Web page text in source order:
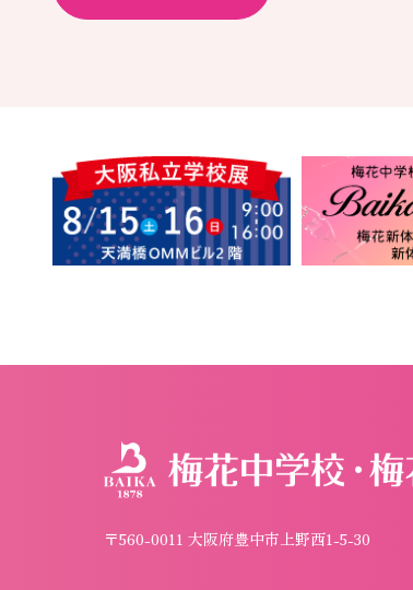
〒560-0011 大阪府豊中市上野西1-5-30